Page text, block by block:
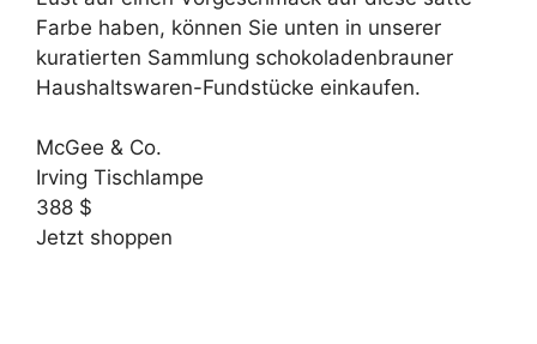
Farbe haben, können Sie unten in unserer
kuratierten Sammlung schokoladenbrauner
Haushaltswaren-Fundstücke einkaufen.
McGee & Co.
Irving Tischlampe
388 $
Jetzt shoppen